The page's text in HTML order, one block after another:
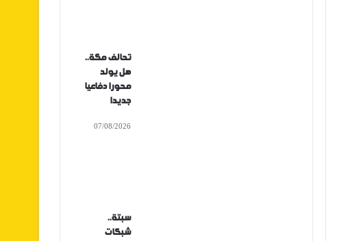
تحالف مكة..
هل يولد
محورا دفاعيا
جديدا
07/08/2026
سبتة..
شبكات